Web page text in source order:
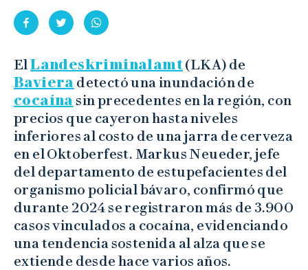
ElLandeskriminalamt(LKA) de
Baviera detectó una inundación de
cocaínasin precedentes en la región, con
precios que cayeron hasta niveles
inferiores al costo de una jarra de cerveza
en el Oktoberfest. Markus Neueder, jefe
del departamento de estupefacientes del
organismo policial bávaro, confirmó que
durante 2024 se registraron más de 3.900
casos vinculados a cocaína, evidenciando
una tendencia sostenida al alza que se
extiende desde hace varios años.